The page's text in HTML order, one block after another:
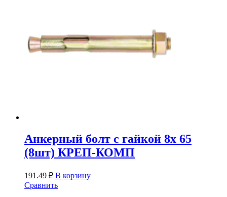
Анкерный болт с гайкой 8х 65
(8шт) КРЕП-КОМП
191.49 ₽ В корзину
Сравнить